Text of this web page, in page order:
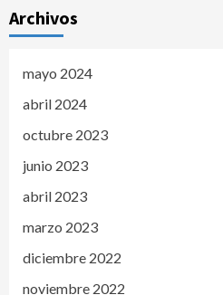
Archivos
mayo 2024
abril 2024
octubre 2023
junio 2023
abril 2023
marzo 2023
diciembre 2022
noviembre 2022